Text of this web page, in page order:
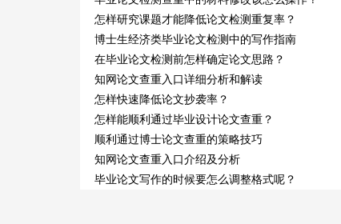
怎样研究课题才能降低论文检测重复率？
博士生经济类毕业论文检测中的写作指南
在毕业论文检测前怎样确定论文思路？
知网论文查重入口详细分析和解读
怎样快速降低论文抄袭率？
怎样能顺利通过毕业设计论文查重？
顺利通过博士论文查重的策略技巧
知网论文查重入口介绍及分析
毕业论文写作的时候要怎么调整格式呢？